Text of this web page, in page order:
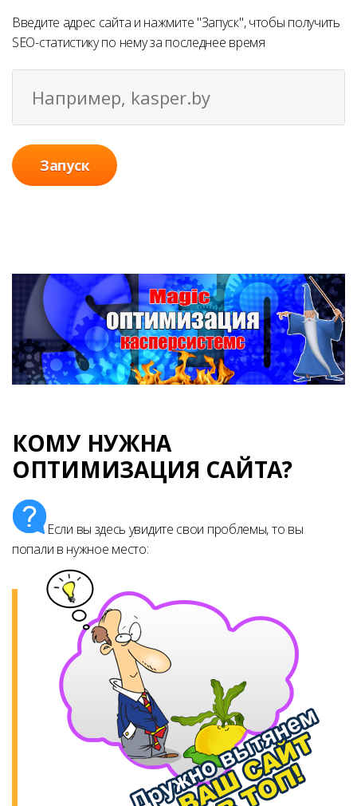
Введите адрес сайта и нажмите "Запуск", чтобы получить
SEO-статистику по нему за последнее время
Запуск
КОМУ НУЖНА
ОПТИМИЗАЦИЯ САЙТА?
Если вы здесь увидите свои проблемы, то вы
попали в нужное место: